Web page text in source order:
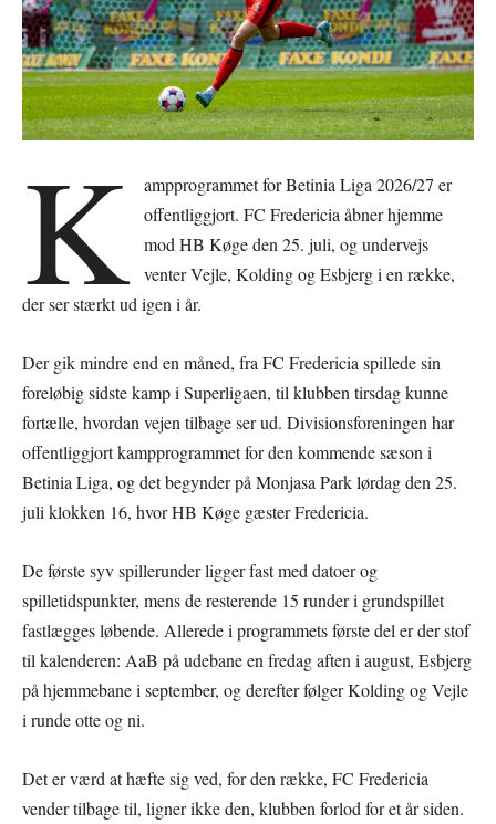
K
ampprogrammet for Betinia Liga 2026/27 er
offentliggjort. FC Fredericia åbner hjemme
mod HB Køge den 25. juli, og undervejs
venter Vejle, Kolding og Esbjerg i en række,
der ser stærkt ud igen i år.
Der gik mindre end en måned, fra FC Fredericia spillede sin
foreløbig sidste kamp i Superligaen, til klubben tirsdag kunne
fortælle, hvordan vejen tilbage ser ud. Divisionsforeningen har
offentliggjort kampprogrammet for den kommende sæson i
Betinia Liga, og det begynder på Monjasa Park lørdag den 25.
juli klokken 16, hvor HB Køge gæster Fredericia.
De første syv spillerunder ligger fast med datoer og
spilletidspunkter, mens de resterende 15 runder i grundspillet
fastlægges løbende. Allerede i programmets første del er der stof
til kalenderen: AaB på udebane en fredag aften i august, Esbjerg
på hjemmebane i september, og derefter følger Kolding og Vejle
i runde otte og ni.
Det er værd at hæfte sig ved, for den række, FC Fredericia
vender tilbage til, ligner ikke den, klubben forlod for et år siden.